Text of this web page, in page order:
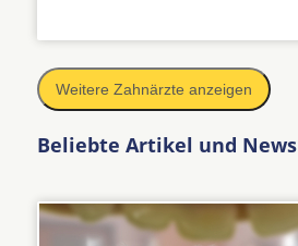
Weitere Zahnärzte anzeigen
Beliebte Artikel und News